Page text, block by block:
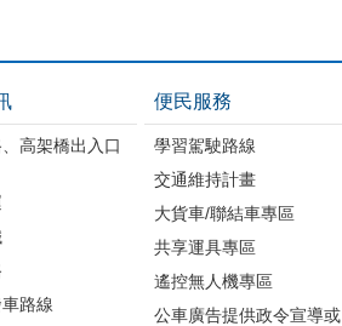
高架橋出入口
路線
便民服務
學習駕駛路線
交通維持計畫
大貨車/聯結車專區
共享運具專區
遙控無人機專區
公車廣告提供政令宣導或